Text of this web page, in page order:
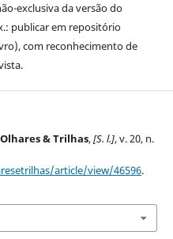
exclusiva da versão do
publicar em repositório
com reconhecimento de
Olhares & Trilhas,[S. l.], v. 20, n.
article/view/46596.